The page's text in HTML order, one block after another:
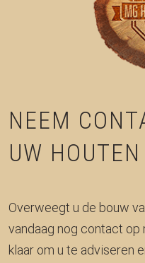
NEEM
UW
Overweegt u de bouw
vandaag nog contact op
klaar om u te adviseren